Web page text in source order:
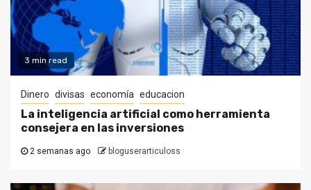
3 min read
Dinero divisas economía educacion
La inteligencia artificial como herramienta
consejera en las inversiones
2 semanas ago bloguserarticuloss